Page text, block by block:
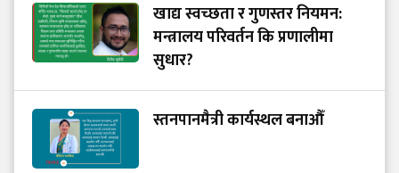
खाद्य स्वच्छता र गुणस्तर नियमन:
मन्त्रालय परिवर्तन कि प्रणालीमा
सुधार?
स्तनपानमैत्री कार्यस्थल बनाऔँ